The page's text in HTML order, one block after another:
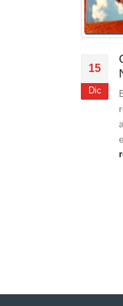
última edición de la
CIFRAS NEWS, salió un